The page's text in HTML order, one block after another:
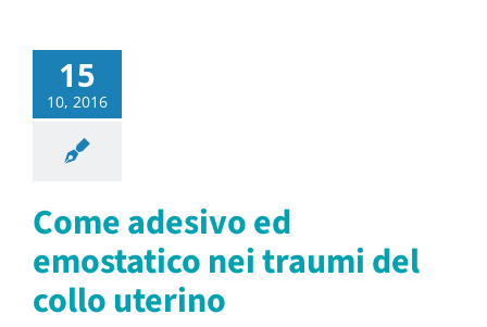
15
10, 2016
Come adesivo ed
emostatico nei traumi del
collo uterino